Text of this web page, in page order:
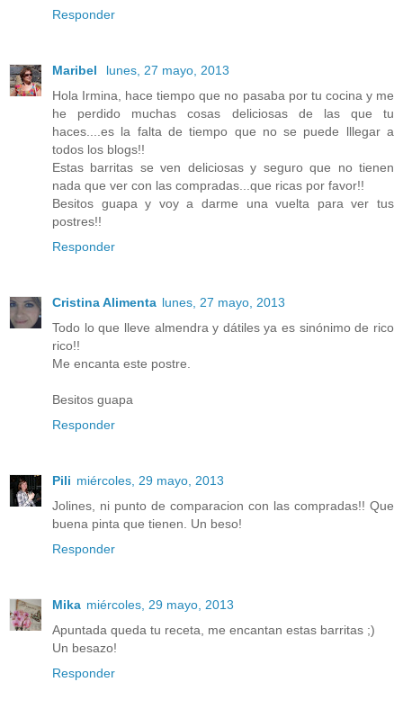
Responder
Maribel
lunes, 27 mayo, 2013
Hola Irmina, hace tiempo que no pasaba por tu cocina y me
he perdido muchas cosas deliciosas de las que tu
haces....es la falta de tiempo que no se puede lllegar a
todos los blogs!!
Estas barritas se ven deliciosas y seguro que no tienen
nada que ver con las compradas...que ricas por favor!!
Besitos guapa y voy a darme una vuelta para ver tus
postres!!
Responder
Cristina Alimenta lunes, 27 mayo, 2013
Todo lo que lleve almendra y dátiles ya es sinónimo de rico
rico!!
Me encanta este postre.
Besitos guapa
Responder
Pili miércoles, 29 mayo, 2013
Jolines, ni punto de comparacion con las compradas!! Que
buena pinta que tienen. Un beso!
Responder
Mika miércoles, 29 mayo, 2013
Apuntada queda tu receta, me encantan estas barritas ;)
Un besazo!
Responder